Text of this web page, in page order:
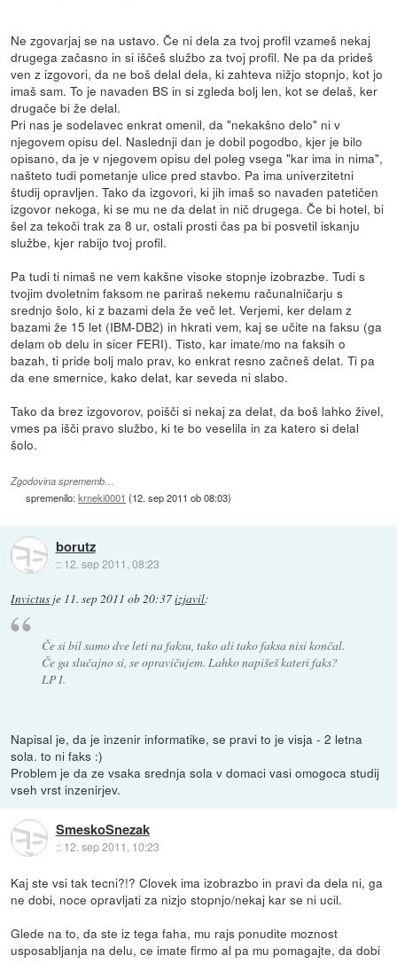
Ne zgovarjaj se na ustavo. Če ni dela za tvoj profil vzameš nekaj
drugega začasno in si iščeš službo za tvoj profil. Ne pa da prideš
ven z izgovori, da ne boš delal dela, ki zahteva nižjo stopnjo, kot jo
imaš sam. To je navaden BS in si zgleda bolj len, kot se delaš, ker
drugače bi že delal.
Pri nas je sodelavec enkrat omenil, da "nekakšno delo" ni v
njegovem opisu del. Naslednji dan je dobil pogodbo, kjer je bilo
opisano, da je v njegovem opisu del poleg vsega "kar ima in nima",
našteto tudi pometanje ulice pred stavbo. Pa ima univerzitetni
študij opravljen. Tako da izgovori, ki jih imaš so navaden patetičen
izgovor nekoga, ki se mu ne da delat in nič drugega. Če bi hotel, bi
šel za tekoči trak za 8 ur, ostali prosti čas pa bi posvetil iskanju
službe, kjer rabijo tvoj profil.
Pa tudi ti nimaš ne vem kakšne visoke stopnje izobrazbe. Tudi s
tvojim dvoletnim faksom ne pariraš nekemu računalničarju s
srednjo šolo, ki z bazami dela že več let. Verjemi, ker delam z
bazami že 15 let (IBM-DB2) in hkrati vem, kaj se učite na faksu (ga
delam ob delu in sicer FERI). Tisto, kar imate/mo na faksih o
bazah, ti pride bolj malo prav, ko enkrat resno začneš delat. Ti pa
da ene smernice, kako delat, kar seveda ni slabo.
Tako da brez izgovorov, poišči si nekaj za delat, da boš lahko živel,
vmes pa išči pravo službo, ki te bo veselila in za katero si delal
šolo.
Zgodovina sprememb…
spremenilo:krneki0001 (12. sep 2011 ob 08:03)
borutz
:: 12. sep 2011, 08:23
Invictus je 11. sep 2011 ob 20:37izjavil:
Če si bil samo dve leti na faksu, tako ali tako faksa nisi končal.
Če ga slučajno si, se opravičujem. Lahko napišeš kateri faks?
LP I.
Napisal je, da je inzenir informatike, se pravi to je visja - 2 letna
sola. to ni faks :)
Problem je da ze vsaka srednja sola v domaci vasi omogoca studij
vseh vrst inzenirjev.
SmeskoSnezak
:: 12. sep 2011, 10:23
Kaj ste vsi tak tecni?!? Clovek ima izobrazbo in pravi da dela ni, ga
ne dobi, noce opravljati za nizjo stopnjo/nekaj kar se ni ucil.
Glede na to, da ste iz tega faha, mu rajs ponudite moznost
usposabljanja na delu, ce imate firmo al pa mu pomagajte, da dobi